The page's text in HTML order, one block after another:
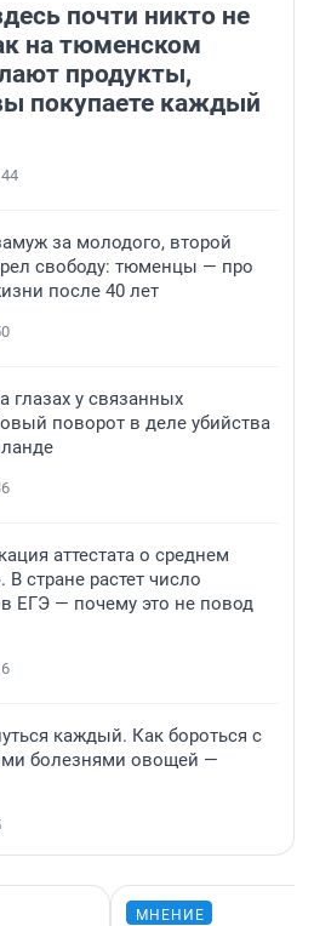
почти никто не
на тюменском
продукты,
покупаете каждый
за молодого, второй
свободу: тюменцы — про
после 40 лет
глазах у связанных
поворот в деле убийства
аттестата о среднем
В стране растет число
ЕГЭ — почему это не повод
каждый. Как бороться с
болезнями овощей —
МНЕНИЕ